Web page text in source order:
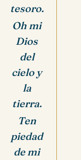
tesoro.
Oh mi
Dios
del
cielo y
la
tierra.
Ten
piedad
de mi